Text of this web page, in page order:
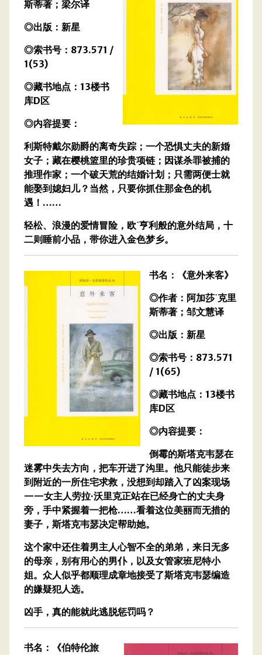
斯蒂著；梁尔译
◎出版：新星
◎索书号：873.571 /
1(53)
◎藏书地点：13楼书
库D区
◎内容提要：
利斯特戴尔勋爵的离奇失踪；一个恐惧丈夫的新婚
女子；藏在樱桃篮里的珍贵项链；因谋杀罪被捕的
推理作家；一个破天荒的结婚计划；只需两便士就
能娶到媳妇儿？当然，只要你抓住那金色的机
遇！……
轻松、浪漫的爱情冒险，欧˙亨利般的意外结局，十
二则睡前小品，带你进入金色梦乡。
书名：《意外来客》
◎作者：阿加莎˙克里
斯蒂著；邹文慧译
◎出版：新星
◎索书号：873.571
/ 1(65)
◎藏书地点：13楼书
库D区
◎内容提要：
倒霉的斯塔克韦瑟在
迷雾中失去方向，把车开进了沟里。他只能徒步来
到附近的一所住宅求救，没想到却踏入了凶案现场
——女主人劳拉·沃里克正站在已经身亡的丈夫身
旁，手中紧握着一把枪……看着这位美丽而无措的
妻子，斯塔克韦瑟决定帮助她。
这个家中还住着男主人心智不全的弟弟，来日无多
的母亲，别有用心的男仆，以及女管家班尼特小
姐。众人似乎都顺理成章地接受了斯塔克韦瑟编造
的嫌疑犯人选。
凶手，真的能就此逃脱惩罚吗？
书名：《伯特伦旅